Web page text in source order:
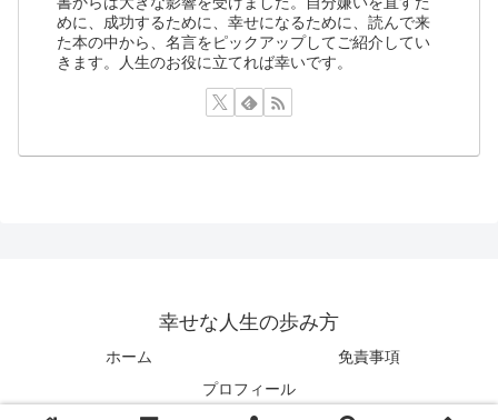
めに、成功するために、幸せになるために、読んで来
た本の中から、名言をピックアップしてご紹介してい
きます。人生のお役に立てれば幸いです。
幸せな人生の歩み方
ホーム
免責事項
プロフィール